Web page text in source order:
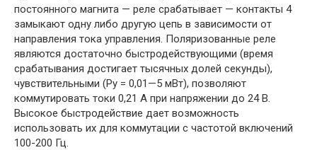
постоянного магнита — реле срабатывает — контакты 4
замыкают одну либо другую цепь в зависимости от
направления тока управления. Поляризованные реле
являются достаточно быстродействующими (время
срабатывания достигает тысячных долей секунды),
чувствительными (Ру = 0,01—5 мВт), позволяют
коммутировать токи 0,21 А при напряжении до 24 В.
Высокое быстродействие дает возможность
использовать их для коммутации с частотой включений
100-200 Гц.